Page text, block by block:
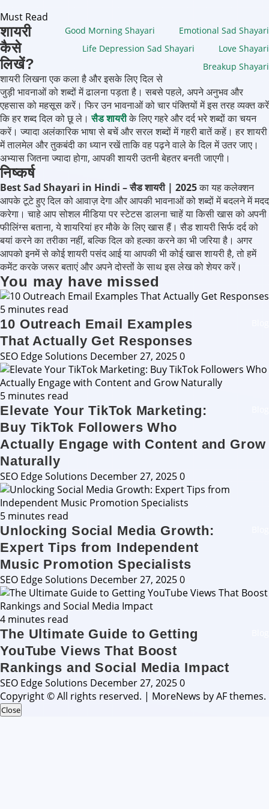
Must Read
Emotional Sad Shayari
Good Morning Shayari
Love Shayari
Life Depression Sad Shayari
Breakup Shayari
शायरी
कैसे
लिखें?
शायरी लिखना एक कला है और इसके लिए दिल से
जुड़ी भावनाओं को शब्दों में ढालना पड़ता है। सबसे पहले, अपने अनुभव और
एहसास को महसूस करें। फिर उन भावनाओं को चार पंक्तियों में इस तरह व्यक्त करें
कि हर शब्द दिल को छू ले।सैड शायरीके लिए गहरे और दर्द भरे शब्दों का चयन
करें। ज्यादा अलंकारिक भाषा से बचें और सरल शब्दों में गहरी बातें कहें। हर शायरी
में तालमेल और तुकबंदी का ध्यान रखें ताकि वह पढ़ने वाले के दिल में उतर जाए।
अभ्यास जितना ज्यादा होगा, आपकी शायरी उतनी बेहतर बनती जाएगी।
निष्कर्ष
Best Sad Shayari in Hindi – सैड शायरी | 2025का यह कलेक्शन
आपके टूटे हुए दिल को आवाज़ देगा और आपकी भावनाओं को शब्दों में बदलने में मदद
करेगा। चाहे आप सोशल मीडिया पर स्टेटस डालना चाहें या किसी खास को अपनी
फीलिंग्स बताना, ये शायरियां हर मौके के लिए खास हैं। सैड शायरी सिर्फ दर्द को
बयां करने का तरीका नहीं, बल्कि दिल को हल्का करने का भी जरिया है। अगर
आपको इनमें से कोई शायरी पसंद आई या आपकी भी कोई खास शायरी है, तो हमें
कमेंट करके जरूर बताएं और अपने दोस्तों के साथ इस लेख को शेयर करें।
You may have missed
5 minutes read
10 Outreach Email Examples
That Actually Get Responses
SEO Edge Solutions December 27, 20250
5 minutes read
Elevate Your TikTok Marketing:
Buy TikTok Followers Who
Actually Engage with Content and Grow
Naturally
SEO Edge Solutions December 27, 20250
5 minutes read
Unlocking Social Media Growth:
Expert Tips from Independent
Music Promotion Specialists
SEO Edge Solutions December 27, 20250
4 minutes read
The Ultimate Guide to Getting
YouTube Views That Boost
Rankings and Social Media Impact
SEO Edge Solutions December 27, 20250
Copyright © All rights reserved. | MoreNews by AF themes.
Close